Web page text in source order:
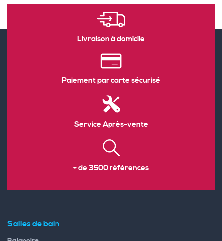
Livraison à domicile
Paiement par carte sécurisé
Service Après-vente
+ de 3500 références
Salles de bain